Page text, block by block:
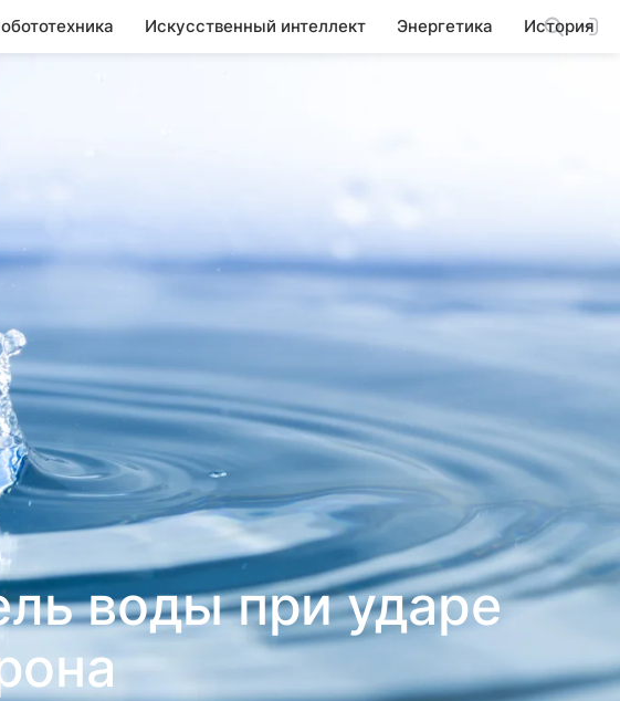
Искусственный интеллект Энергетика История
воды при ударе